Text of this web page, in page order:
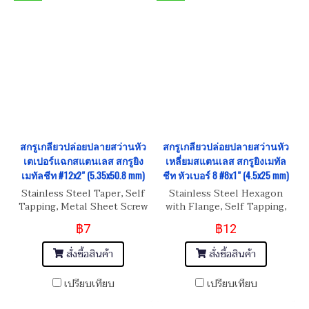
สกรูเกลียวปล่อยปลายสว่านหัว
เตเปอร์แฉกสแตนเลส สกรูยิง
เมทัลชีท #12x2" (5.35x50.8 mm)
Stainless Steel Taper, Self
Tapping, Metal Sheet Screw
#12x2" (5.35x50.8 mm)
฿7
สั่งซื้อสินค้า
เปรียบเทียบ
สกรูเกลียวปล่อยปลายสว่านหัว
เหลี่ยมสแตนเลส สกรูยิงเมทัล
ชีท หัวเบอร์ 8 #8x1" (4.5x25 mm)
Stainless Steel Hexagon
with Flange, Self Tapping,
Metal Sheet Screw #8x1 (
4x25 mm)
฿12
สั่งซื้อสินค้า
เปรียบเทียบ